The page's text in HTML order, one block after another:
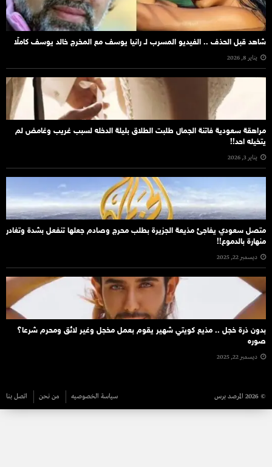
شاهد قبل الحذف .. الفيديو المسرب لـ رانيا يوسف مع المخرج خالد يوسف كاملًا
يناير 8, 2026
مراهقة سعودية فاتنة الجمال طلبت الطلاق بليلة الدخله لسبب غريب وغامض لم
يتخيله احد!!
يناير 3, 2026
متصل سعودي يفاجئ مذيعة الجزيرة بطلب محرج وصادم جعلها تنفعل بشدة وتغادر
منهارة بالدموع!!
ديسمبر 22, 2025
بدون ذرة خجل .. مذيع كويتي شهير يقوم بعمل مخجل وغير لائق ومحرم شرعا؟
صوره
ديسمبر 22, 2025
© 2026 المرصد برس سياسة الخصوصيه من نحن اتصل بنا